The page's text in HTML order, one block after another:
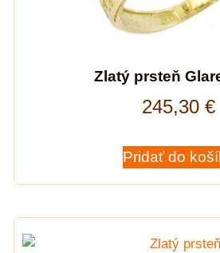
Zlatý prsteň
245,30 €
Pridať do